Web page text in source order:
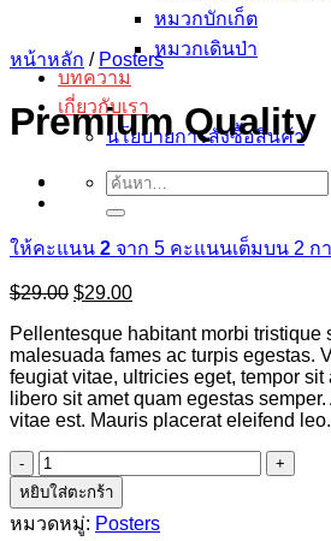
หมวกบักเก็ต
หมวกเดินป่า
บทความ
เกี่ยวกับเรา
นโยบายการสั่งซื้อสินค้า
ค้นหา:
หน้าหลัก / Posters
Premium Quality
ให้คะแนน 2 จาก 5 คะแนนเต็มบน 2 ก
$29.00 Original
was:
$29.00.
$29.00Current
is:
$29.00.
Pellentesque habitant morbi tristique
malesuada fames ac turpis egestas.
feugiat vitae, ultricies eget, tempor sit
libero sit amet quam egestas
vitae est. Mauris placerat eleifend leo.
จำนวน
Premium
Quality
หยิบใส่ตะกร้า
หมวดหมู่: Posters